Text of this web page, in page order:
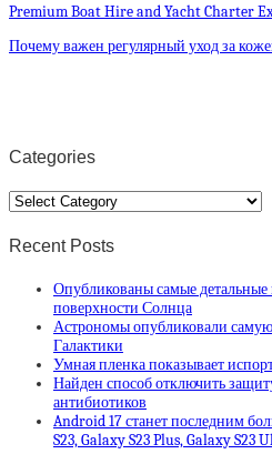
Premium Boat Hire and Yacht Charter
Почему важен регулярный уход за
Categories
Categories
Recent Posts
Опубликованы самые
поверхности Солнца
Астрономы опубликовали
Галактики
Умная пленка показывает
Найден способ отключить
антибиотиков
Android 17 станет последним
S23, Galaxy S23 Plus, Galaxy S23